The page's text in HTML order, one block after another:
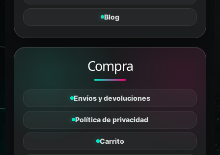
Blog
Compra
Envíos y devoluciones
Política de privacidad
Carrito
PÉPTIDOS Y SUPLEMENTOS